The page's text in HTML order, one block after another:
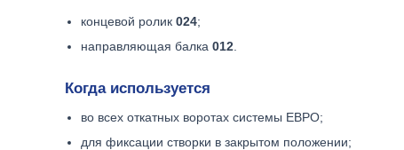
концевой ролик 024;
направляющая балка 012
Когда используется
во всех откатных воротах системы ЕВРО;
для фиксации створки в закрытом положении;